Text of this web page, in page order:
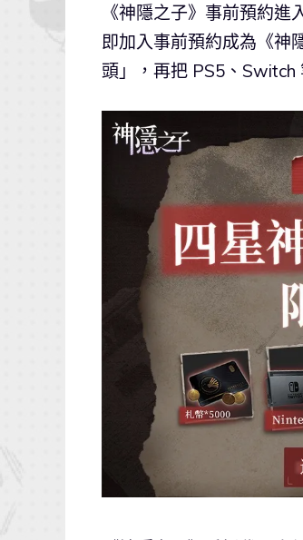
《神隱之子》事前預約
即加入事前預約成為《神
頭」，再把 PS5、Switch